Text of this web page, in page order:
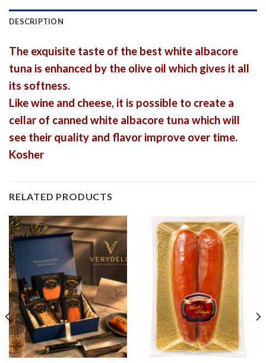
DESCRIPTION
The exquisite taste of the best white albacore
tuna is enhanced by the olive oil which gives it all
its softness.
Like wine and cheese, it is possible to create a
cellar of canned white albacore tuna which will
see their quality and flavor improve over time.
Kosher
RELATED PRODUCTS